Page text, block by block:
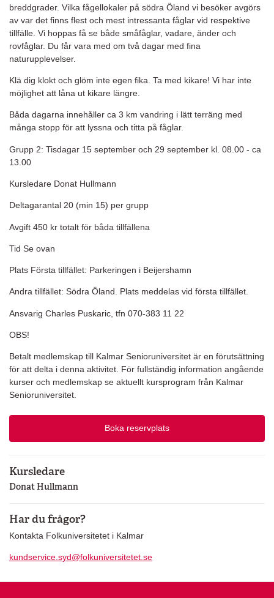
breddgrader. Vilka fågellokaler på södra Öland vi besöker avgörs
av var det finns flest och mest intressanta fåglar vid respektive
tillfälle. Vi hoppas få se både småfåglar, vadare, änder och
rovfåglar. Du får vara med om två dagar med fina
naturupplevelser.
Klä dig klokt och glöm inte egen fika. Ta med kikare! Vi har inte
möjlighet att låna ut kikare längre.
Båda dagarna innehåller ca 3 km vandring i lätt terräng med
många stopp för att lyssna och titta på fåglar.
Grupp 2: Tisdagar 15 september och 29 september kl. 08.00 - ca
13.00
Kursledare Donat Hullmann
Deltagarantal 20 (min 15) per grupp
Avgift 450 kr totalt för båda tillfällena
Tid Se ovan
Plats Första tillfället: Parkeringen i Beijershamn
Andra tillfället: Södra Öland. Plats meddelas vid första tillfället.
Ansvarig Charles Puskaric, tfn 070-383 11 22
OBS!
Betalt medlemskap till Kalmar Senioruniversitet är en förutsättning
för att delta i denna aktivitet. För fullständig information angående
kurser och medlemskap se aktuellt kursprogram från Kalmar
Senioruniversitet.
Boka reservplats
Kursledare
Donat Hullmann
Har du frågor?
Kontakta Folkuniversitetet i Kalmar
kundservice.syd@folkuniversitetet.se